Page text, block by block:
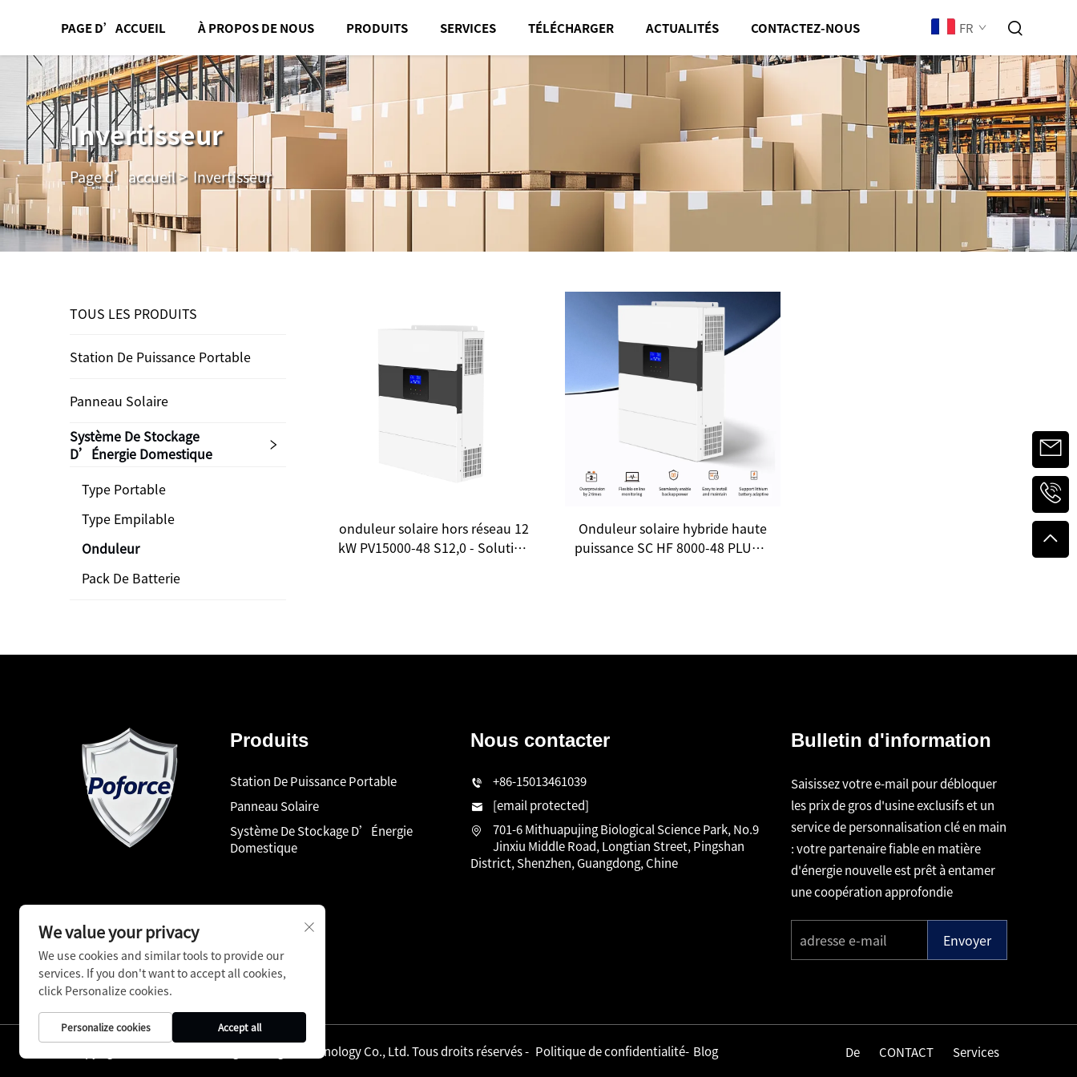
PAGE D’ACCUEIL À PROPOS DE NOUS PRODUITS SERVICES TÉLÉCHARGER ACTUALITÉS CONTACTEZ-NOUS FR
Invertisseur
Page d’accueil> Invertisseur
TOUS LES PRODUITS
Station De Puissance Portable
Panneau Solaire
Système De Stockage
D’Énergie Domestique
Type Portable
Type Empilable
Onduleur
Pack De Batterie
onduleur solaire hors réseau 12
kW PV15000-48 S12,0 - Solution
Onduleur solaire hybride haute
puissance SC HF 8000-48 PLUS 8
Produits
Station De Puissance Portable
Panneau Solaire
Système De Stockage D’Énergie
Domestique
Nous contacter
+86-15013461039
[email protected]
701-6 Mithuapujing Biological Science Park, No.9
Jinxiu Middle Road, Longtian Street, Pingshan
District, Shenzhen, Guangdong, Chine
Bulletin d'information
Saisissez votre e-mail pour débloquer
les prix de gros d'usine exclusifs et un
service de personnalisation clé en main
: votre partenaire fiable en matière
d'énergie nouvelle est prêt à entamer
une coopération approfondie
Envoyer
Copyright © Shenzhen Pinfang Chuangfu Technology Co., Ltd. Tous droits réservés - Politique de confidentialité- Blog De CONTACT Services
We value your privacy
We use cookies and similar tools to provide our
services. If you don't want to accept all cookies,
click Personalize cookies.
Personalize cookies Accept all